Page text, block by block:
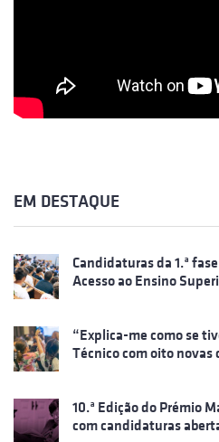
EM DESTAQUE
Candidaturas da 1.ª
Acesso ao Ensino
“Explica-me como se
Técnico com oito novas
10.ª Edição do Prémio
com candidaturas